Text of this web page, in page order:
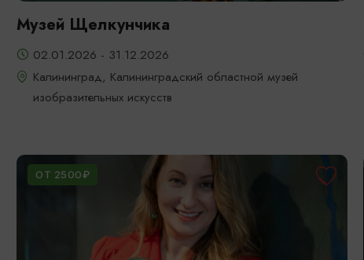
Музей Щелкунчика
02.01.2026 - 31.12.2026
Калининград, Калининградский областной музей
изобразительных искусств
ОТ 2500₽